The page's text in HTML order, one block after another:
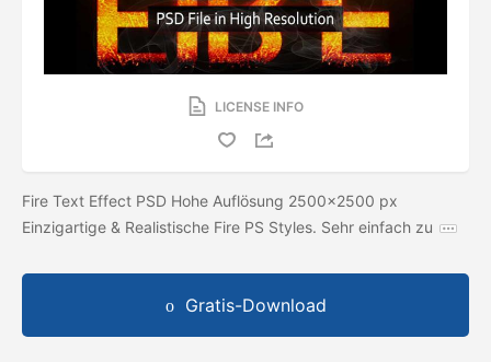
LICENSE INFO
Fire Text Effect PSD Hohe Auflösung 2500x2500 px
Einzigartige & Realistische Fire PS Styles. Sehr einfach zu
Gratis-Download